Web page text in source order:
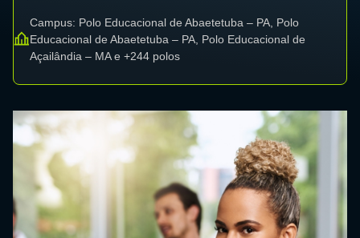
Campus: Polo Educacional de Abaetetuba – PA, Polo
Educacional de Abaetetuba – PA, Polo Educacional de
Açailândia – MA e +244 polos